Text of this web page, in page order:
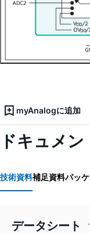
myAnalogに追加
ドキュメン
技術資料補足資料パッ
データシート